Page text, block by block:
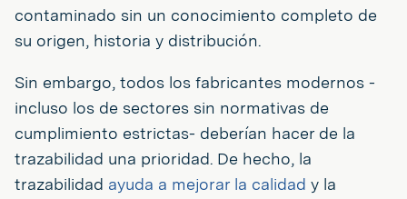
contaminado sin un conocimiento completo de
su origen, historia y distribución.
Sin embargo, todos los fabricantes modernos -
incluso los de sectores sin normativas de
cumplimiento estrictas- deberían hacer de la
trazabilidad una prioridad. De hecho, la
trazabilidad ayuda a mejorar la calidad y la